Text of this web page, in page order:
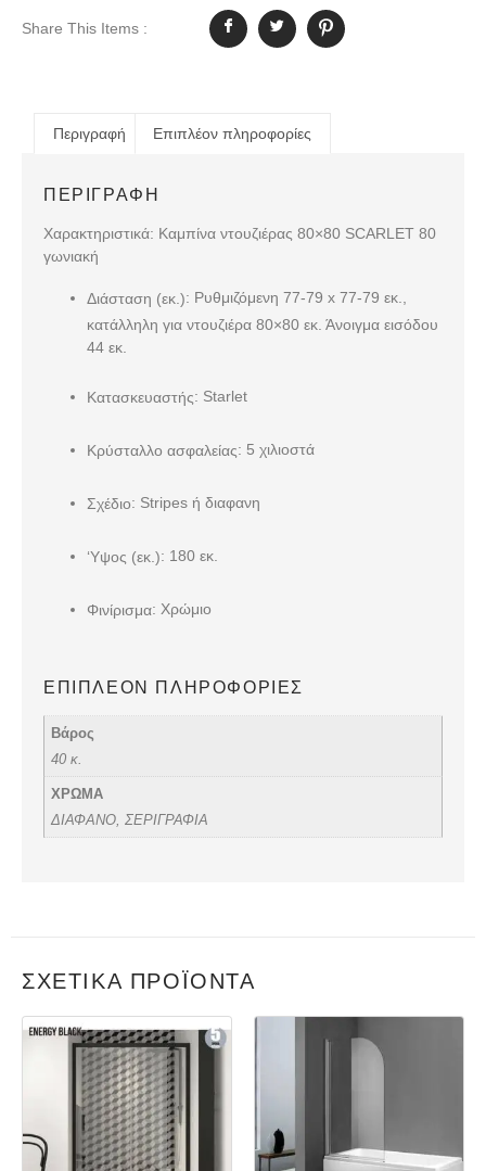
Share This Items :
Περιγραφή Επιπλέον πληροφορίες
ΠΕΡΙΓΡΑΦΉ
Χαρακτηριστικά: Καμπίνα ντουζιέρας 80×80 SCARLET 80
γωνιακή
Διάσταση (εκ.): Ρυθμιζόμενη 77-79 x 77-79 εκ.,
κατάλληλη για ντουζιέρα 80×80 εκ. Άνοιγμα εισόδου
44 εκ.
Κατασκευαστής: Starlet
Κρύσταλλο ασφαλείας: 5 χιλιοστά
Σχέδιο: Stripes ή διαφανη
‘Υψος (εκ.): 180 εκ.
Φινίρισμα: Χρώμιο
ΕΠΙΠΛΈΟΝ ΠΛΗΡΟΦΟΡΊΕΣ
Βάρος
40 κ.
ΧΡΩΜΑ
ΔΙΑΦΑΝΟ, ΣΕΡΙΓΡΑΦΙΑ
ΣΧΕΤΙΚΆ ΠΡΟΪΌΝΤΑ